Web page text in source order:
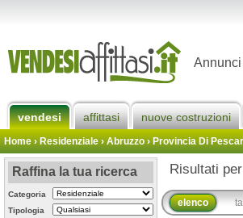
vendesi affittasi nuove costruzioni
Home› Residenziale › Abruzzo ›Provincia Di
Raffina la tua ricerca
Categoria
Tipologia
Risultati
elenco